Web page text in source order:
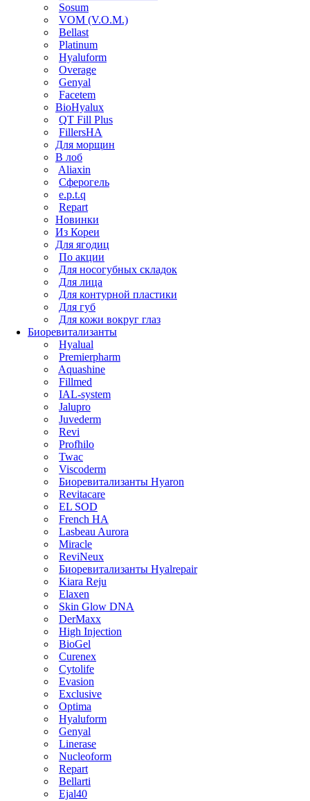
Sosum
VOM (V.O.M.)
Bellast
Platinum
Hyaluform
Overage
Genyal
Facetem
BioHyalux
QT Fill Plus
FillersHA
Для морщин
В лоб
Aliaxin
Сферогель
e.p.t.q
Repart
Новинки
Из Кореи
Для ягодиц
По акции
Для носогубных складок
Для лица
Для контурной пластики
Для губ
Для кожи вокруг глаз
Биоревитализанты
Hyalual
Premierpharm
Aquashine
Fillmed
IAL-system
Jalupro
Juvederm
Revi
Profhilo
Twac
Viscoderm
Биоревитализанты Hyaron
Revitacare
EL SOD
French HA
Lasbeau Aurora
Miracle
ReviNeux
Биоревитализанты Hyalrepair
Kiara Reju
Elaxen
Skin Glow DNA
DerMaxx
High Injection
BioGel
Curenex
Cytolife
Evasion
Exclusive
Optima
Hyaluform
Genyal
Linerase
Nucleoform
Repart
Bellarti
Ejal40